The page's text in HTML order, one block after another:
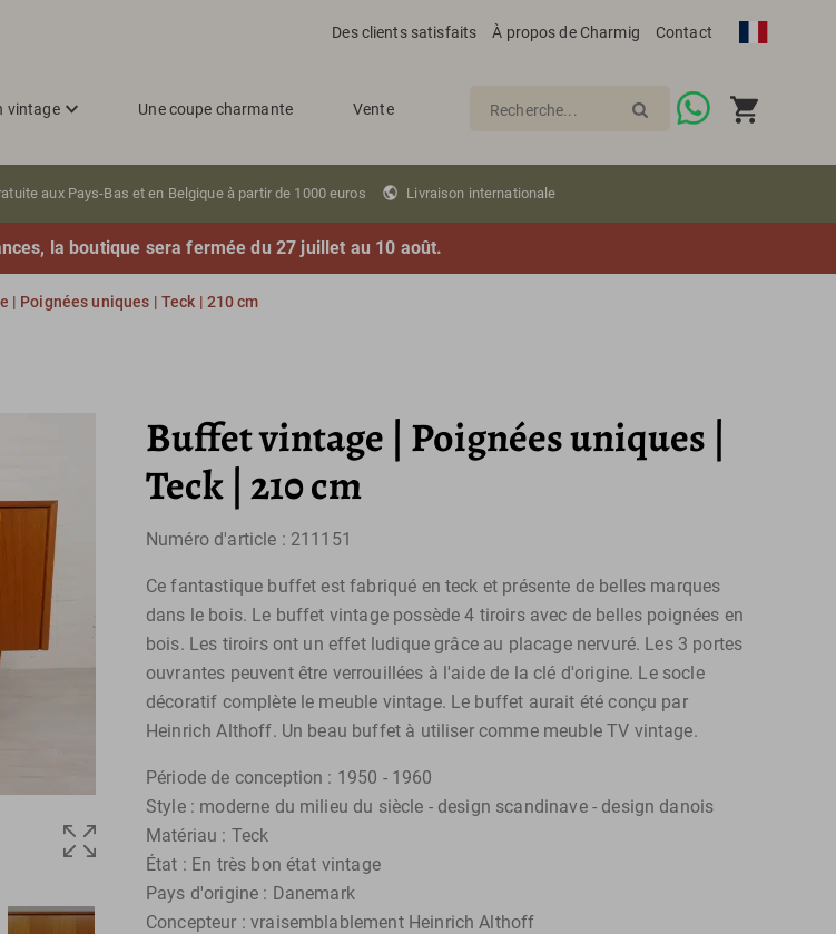
Des clients satisfaits À propos de Charmig Contact
vintage Une coupe charmante Vente Recherche...
aux Pays-Bas et en Belgique à partir de 1000 euros Livraison internationale
la boutique sera fermée du 27 juillet au 10 août.
| Poignées uniques | Teck | 210 cm
Buffet vintage | Poignées uniques |
Teck | 210 cm
Numéro d'article : 211151
Ce fantastique buffet est fabriqué en teck et présente de belles marques
dans le bois. Le buffet vintage possède 4 tiroirs avec de belles poignées en
bois. Les tiroirs ont un effet ludique grâce au placage nervuré. Les 3 portes
ouvrantes peuvent être verrouillées à l'aide de la clé d'origine. Le socle
décoratif complète le meuble vintage. Le buffet aurait été conçu par
Heinrich Althoff. Un beau buffet à utiliser comme meuble TV vintage.
Période de conception : 1950 - 1960
Style : moderne du milieu du siècle - design scandinave - design danois
Matériau : Teck
État : En très bon état vintage
Pays d'origine : Danemark
Concepteur : vraisemblablement Heinrich Althoff